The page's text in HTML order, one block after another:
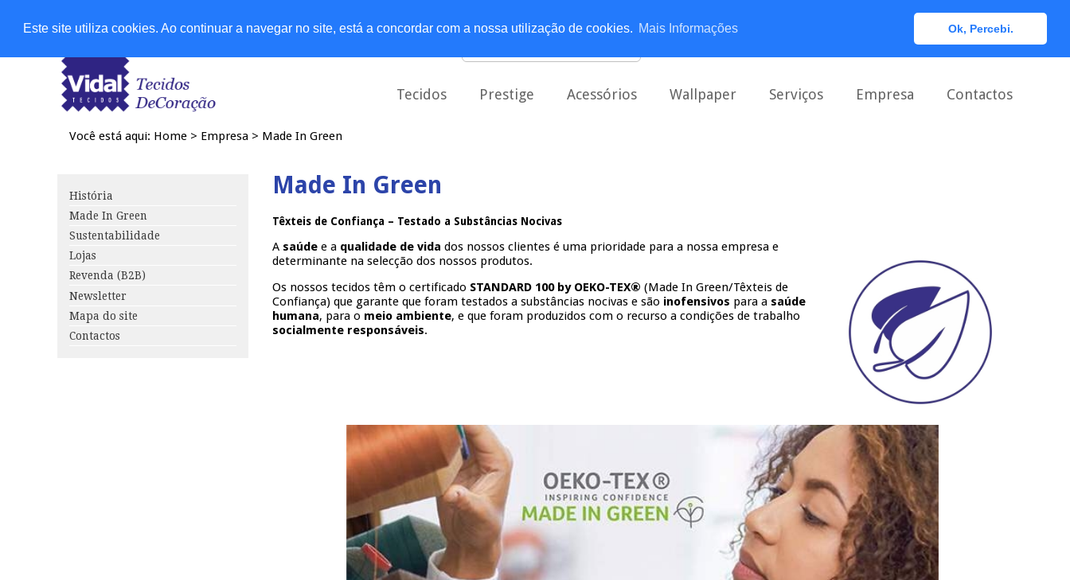
Este site utiliza cookies. Ao continuar a navegar no site, está a concordar com a nossa utilização de cookies. Mais Informações Ok, Percebi.
Lojas 0
Tecidos Prestige Acessórios Wallpaper Serviços Empresa Contactos
Você está aqui: Home > Empresa > Made In Green
História
Made In Green
Sustentabilidade
Lojas
Revenda (B2B)
Newsletter
Mapa do site
Contactos
Made In Green
Têxteis de Confiança – Testado a Substâncias Nocivas
A saúde e a qualidade de vida dos nossos clientes é uma prioridade para a nossa empresa e
determinante na selecção dos nossos produtos.
Os nossos tecidos têm o certificado STANDARD 100 by OEKO-TEX® (Made In Green/Têxteis de
Confiança) que garante que foram testados a substâncias nocivas e são inofensivos para a saúde
humana, para o meio ambiente, e que foram produzidos com o recurso a condições de trabalho
socialmente responsáveis.